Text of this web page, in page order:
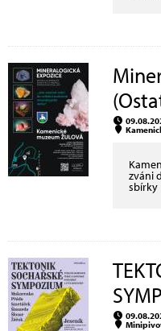
zváni
sbírky